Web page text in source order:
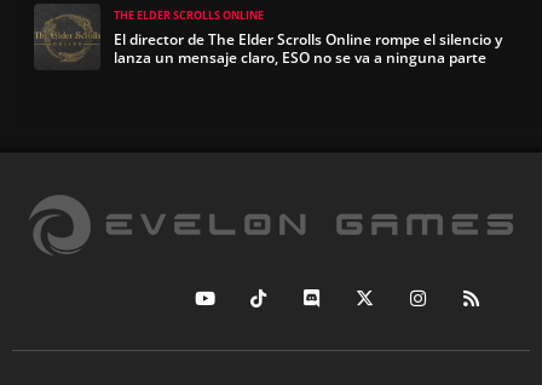
THE ELDER SCROLLS ONLINE
El director de The Elder Scrolls Online rompe el silencio y
lanza un mensaje claro, ESO no se va a ninguna parte